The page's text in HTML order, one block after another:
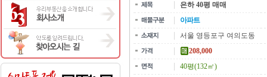
은하 40평 매매
아파트
서울 영등포구 여의도동
208,000
40평(132㎡)